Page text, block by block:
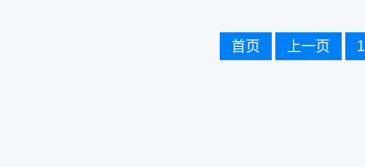
首页 上一页 1